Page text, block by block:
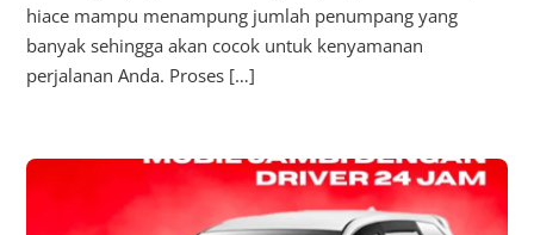
hiace mampu menampung jumlah penumpang yang
banyak sehingga akan cocok untuk kenyamanan
perjalanan Anda. Proses […]